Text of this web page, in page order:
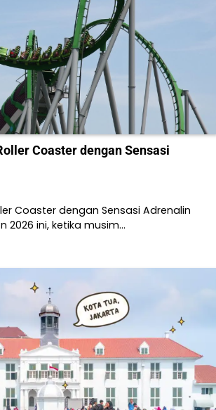
Coaster dengan Sensasi
Coaster dengan Sensasi Adrenalin
2026 ini, ketika musim…